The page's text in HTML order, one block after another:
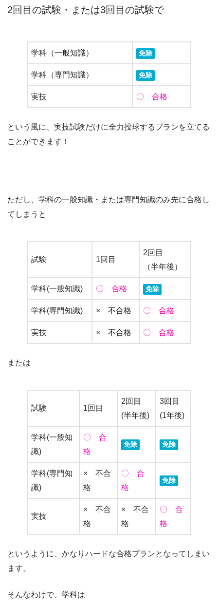
2回目の試験・または3回目の試験で
学科（一般知識） 免除
学科（専門知識） 免除
実技 〇 合格
という風に、実技試験だけに全力投球するプランを立てる
ことができます！
ただし、学科の一般知識・または専門知識のみ先に合格し
てしまうと
試験 1回目
2回目
（半年後）
学科(一般知識) 〇 合格 免除
学科(専門知識) × 不合格 〇 合格
実技 × 不合格 〇 合格
または
試験 1回目
2回目
(半年後)
3回目
(1年後)
学科(一般知
識)
〇 合
格
免除 免除
学科(専門知
識)
× 不合
格
〇 合
格
免除
実技
× 不合
格
× 不合
格
〇 合
格
というように、かなりハードな合格プランとなってしまい
ます。
そんなわけで、学科は